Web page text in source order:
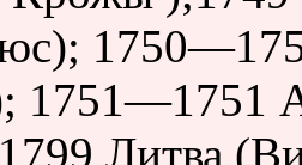
1751—1751
Литва